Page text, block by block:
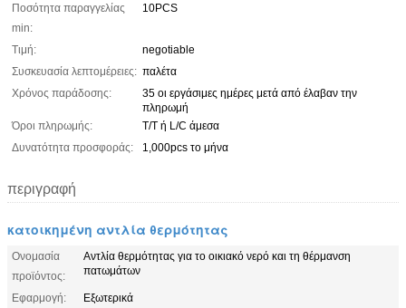
Ποσότητα παραγγελίας
min:
10PCS
Τιμή:
negotiable
Συσκευασία λεπτομέρειες: παλέτα
Χρόνος παράδοσης:
35 οι εργάσιμες ημέρες μετά από έλαβαν την
πληρωμή
Όροι πληρωμής:
T/T ή L/C άμεσα
Δυνατότητα προσφοράς:
1,000pcs το μήνα
περιγραφή
κατοικημένη αντλία θερμότητας
Ονομασία
προϊόντος:
Αντλία θερμότητας για το οικιακό νερό και τη θέρμανση
πατωμάτων
Εφαρμογή:
Εξωτερικά